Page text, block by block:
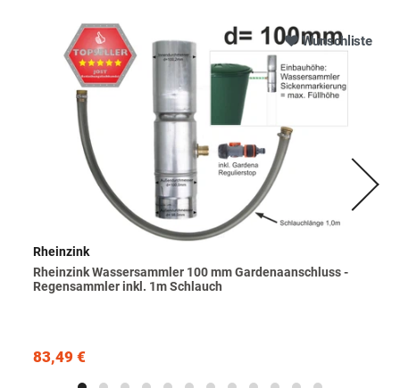
Wunschliste
Rheinzink
Rheinzink Wassersammler 100 mm Gardenaanschluss -
Regensammler inkl. 1m Schlauch
83,49 €